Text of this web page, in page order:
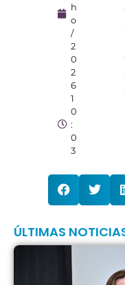
h
o
/
2
0
2
6
1
0
:
0
3
ÚLTIMAS